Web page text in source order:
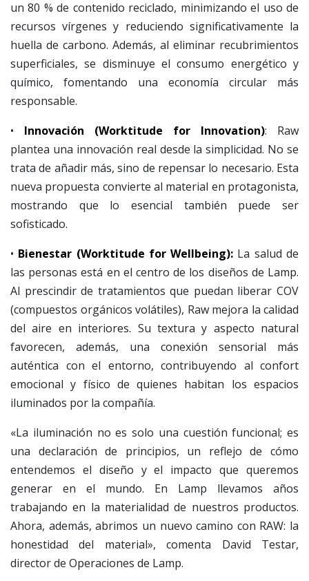
un 80 % de contenido reciclado, minimizando el uso de
recursos vírgenes y reduciendo significativamente la
huella de carbono. Además, al eliminar recubrimientos
superficiales, se disminuye el consumo energético y
químico, fomentando una economía circular más
responsable.
• Innovación (Worktitude for Innovation): Raw
plantea una innovación real desde la simplicidad. No se
trata de añadir más, sino de repensar lo necesario. Esta
nueva propuesta convierte al material en protagonista,
mostrando que lo esencial también puede ser
sofisticado.
• Bienestar (Worktitude for Wellbeing): La salud de
las personas está en el centro de los diseños de Lamp.
Al prescindir de tratamientos que puedan liberar COV
(compuestos orgánicos volátiles), Raw mejora la calidad
del aire en interiores. Su textura y aspecto natural
favorecen, además, una conexión sensorial más
auténtica con el entorno, contribuyendo al confort
emocional y físico de quienes habitan los espacios
iluminados por la compañía.
«La iluminación no es solo una cuestión funcional; es
una declaración de principios, un reflejo de cómo
entendemos el diseño y el impacto que queremos
generar en el mundo. En Lamp llevamos años
trabajando en la materialidad de nuestros productos.
Ahora, además, abrimos un nuevo camino con RAW: la
honestidad del material», comenta David Testar,
director de Operaciones de Lamp.